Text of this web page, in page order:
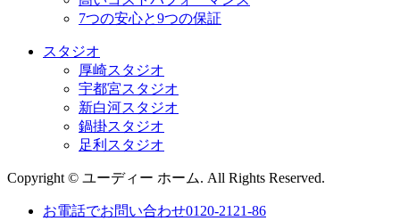
7つの安⼼と9つの保証
スタジオ
厚崎スタジオ
宇都宮スタジオ
新白河スタジオ
鍋掛スタジオ
足利スタジオ
Copyright © ユーディー ホーム. All Rights Reserved.
お電話でお問い合わせ0120-2121-86